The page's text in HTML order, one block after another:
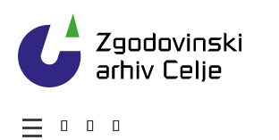
Zgodovinski arhiv
Glavni meni